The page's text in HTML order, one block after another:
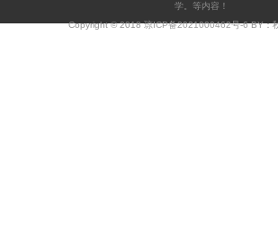
学 。等内容！
Copyright © 2018琼ICP备2021000462号-6BY：